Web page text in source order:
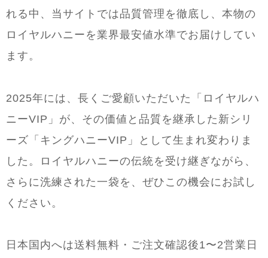
れる中、当サイトでは品質管理を徹底し、本物の
ロイヤルハニーを業界最安値水準でお届けしてい
ます。
2025年には、長くご愛顧いただいた「ロイヤルハ
ニーVIP」が、その価値と品質を継承した新シリ
ーズ「キングハニーVIP」として生まれ変わりま
した。ロイヤルハニーの伝統を受け継ぎながら、
さらに洗練された一袋を、ぜひこの機会にお試し
ください。
日本国内へは送料無料・ご注文確認後1〜2営業日